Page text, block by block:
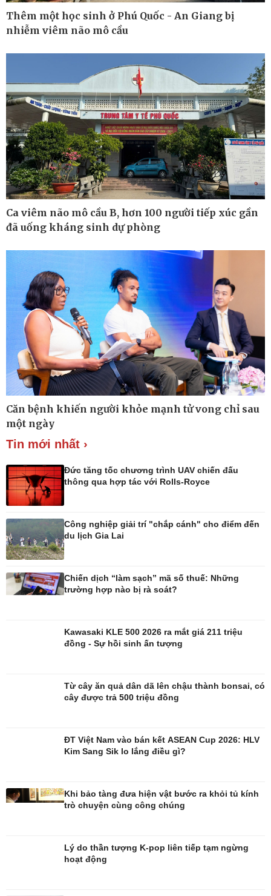
Ô tô - Xe máy
Ô tô
Xe máy
Tư vấn
Doanh nghiệp
Thông tin doanh nghiệp
Doanh nghiệp 24h
Doanh nhân
Vì cộng đồng
Công nghệ
Sành điệu
Tin Công nghệ
Chuyển đổi số
Sức khỏe
Nhi khoa
Nam khoa
Ăn sạch sống khỏe
Tình yêu - Gia đình
Văn học
Âm nhạc
Thêm một học sinh ở Phú Quốc - An Giang bị
nhiễm viêm não mô cầu
Ca viêm não mô cầu B, hơn 100 người tiếp xúc gần
đã uống kháng sinh dự phòng
Căn bệnh khiến người khỏe mạnh tử vong chỉ sau
một ngày
Tin mới nhất ›
Đức tăng tốc chương trình UAV chiến đấu
thông qua hợp tác với Rolls-Royce
Công nghiệp giải trí "chắp cánh" cho điểm đến
du lịch Gia Lai
Chiến dịch “làm sạch” mã số thuế: Những
trường hợp nào bị rà soát?
Kawasaki KLE 500 2026 ra mắt giá 211 triệu
đồng - Sự hồi sinh ấn tượng
Từ cây ăn quả dân dã lên chậu thành bonsai, có
cây được trả 500 triệu đồng
ĐT Việt Nam vào bán kết ASEAN Cup 2026: HLV
Kim Sang Sik lo lắng điều gì?
Khi bảo tàng đưa hiện vật bước ra khỏi tủ kính
trò chuyện cùng công chúng
Lý do thần tượng K-pop liên tiếp tạm ngừng
hoạt động